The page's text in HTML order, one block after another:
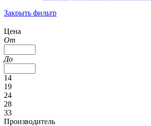
Закрыть фильтр
Цена
От
До
14
19
24
28
33
Производитель